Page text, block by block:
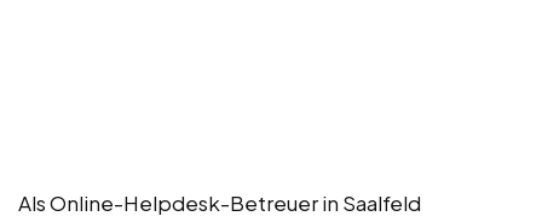
Als Online-Helpdesk-Betreuer in Saalfeld